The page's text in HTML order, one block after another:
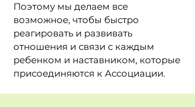
Поэтому мы делаем все
возможное, чтобы быстро
реагировать и развивать
отношения и связи с каждым
ребенком и наставником, которые
присоединяются к Ассоциации.